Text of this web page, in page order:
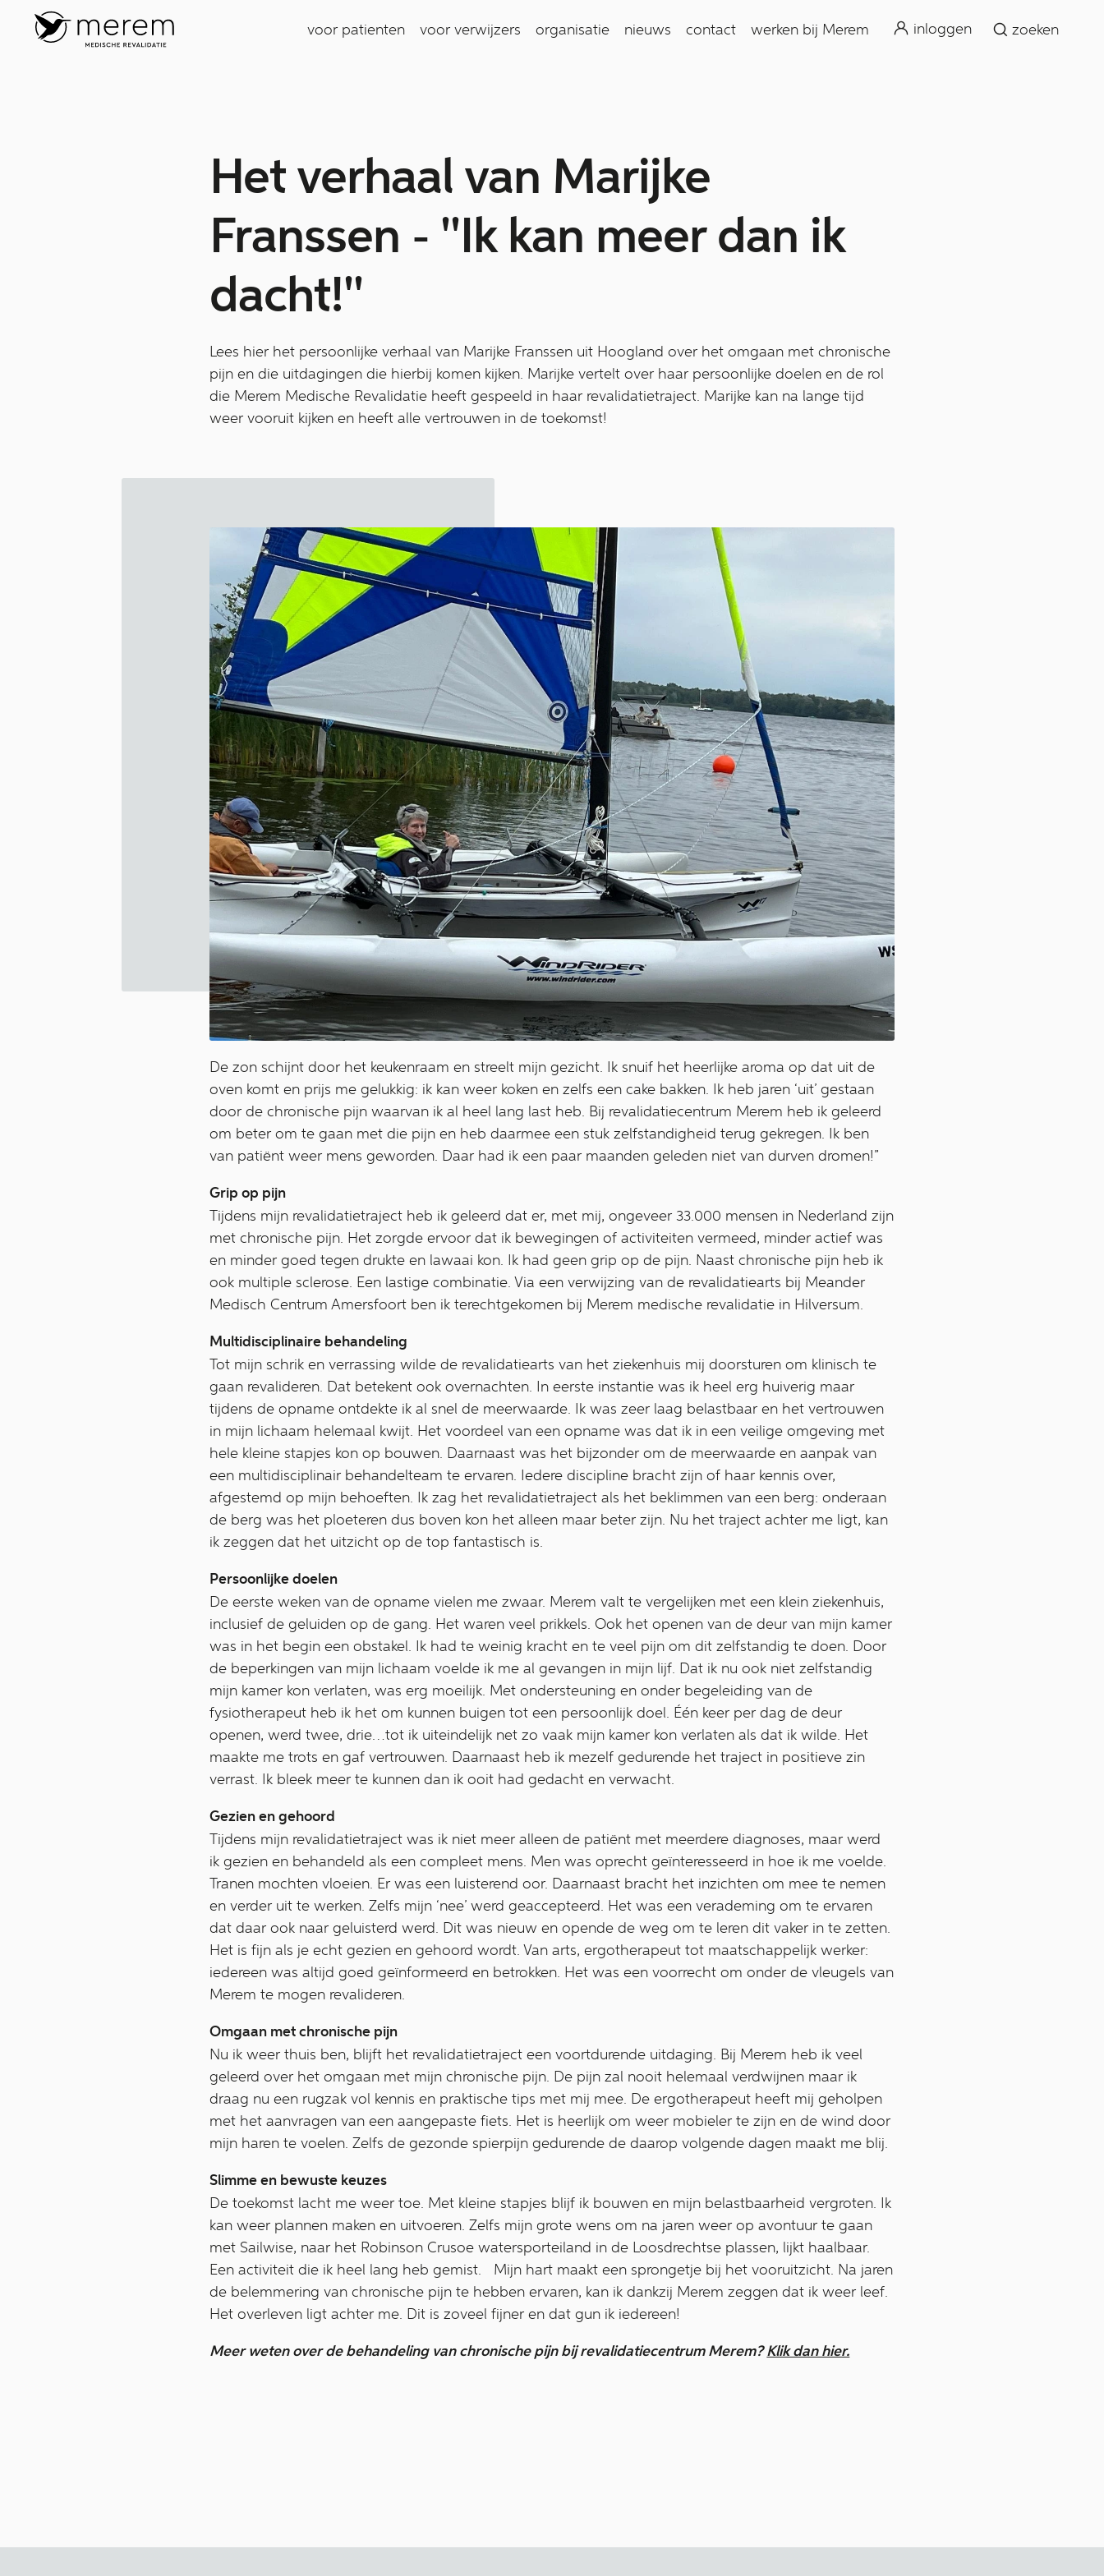
voor patienten voor verwijzers organisatie nieuws contact werken bij Merem inloggen zoeken
zoeken
Het verhaal van Marijke
Franssen - ''Ik kan meer dan ik
dacht!''
Lees hier het persoonlijke verhaal van Marijke Franssen uit Hoogland over het omgaan met chronische
pijn en die uitdagingen die hierbij komen kijken. Marijke vertelt over haar persoonlijke doelen en de rol
die Merem Medische Revalidatie heeft gespeeld in haar revalidatietraject. Marijke kan na lange tijd
weer vooruit kijken en heeft alle vertrouwen in de toekomst!
De zon schijnt door het keukenraam en streelt mijn gezicht. Ik snuif het heerlijke aroma op dat uit de
oven komt en prijs me gelukkig: ik kan weer koken en zelfs een cake bakken. Ik heb jaren ‘uit’ gestaan
door de chronische pijn waarvan ik al heel lang last heb. Bij revalidatiecentrum Merem heb ik geleerd
om beter om te gaan met die pijn en heb daarmee een stuk zelfstandigheid terug gekregen. Ik ben
van patiënt weer mens geworden. Daar had ik een paar maanden geleden niet van durven dromen!”
Grip op pijn
Tijdens mijn revalidatietraject heb ik geleerd dat er, met mij, ongeveer 33.000 mensen in Nederland zijn
met chronische pijn. Het zorgde ervoor dat ik bewegingen of activiteiten vermeed, minder actief was
en minder goed tegen drukte en lawaai kon. Ik had geen grip op de pijn. Naast chronische pijn heb ik
ook multiple sclerose. Een lastige combinatie. Via een verwijzing van de revalidatiearts bij Meander
Medisch Centrum Amersfoort ben ik terechtgekomen bij Merem medische revalidatie in Hilversum.
Multidisciplinaire behandeling
Tot mijn schrik en verrassing wilde de revalidatiearts van het ziekenhuis mij doorsturen om klinisch te
gaan revalideren. Dat betekent ook overnachten. In eerste instantie was ik heel erg huiverig maar
tijdens de opname ontdekte ik al snel de meerwaarde. Ik was zeer laag belastbaar en het vertrouwen
in mijn lichaam helemaal kwijt. Het voordeel van een opname was dat ik in een veilige omgeving met
hele kleine stapjes kon op bouwen. Daarnaast was het bijzonder om de meerwaarde en aanpak van
een multidisciplinair behandelteam te ervaren. Iedere discipline bracht zijn of haar kennis over,
afgestemd op mijn behoeften. Ik zag het revalidatietraject als het beklimmen van een berg: onderaan
de berg was het ploeteren dus boven kon het alleen maar beter zijn. Nu het traject achter me ligt, kan
ik zeggen dat het uitzicht op de top fantastisch is.
Persoonlijke doelen
De eerste weken van de opname vielen me zwaar. Merem valt te vergelijken met een klein ziekenhuis,
inclusief de geluiden op de gang. Het waren veel prikkels. Ook het openen van de deur van mijn kamer
was in het begin een obstakel. Ik had te weinig kracht en te veel pijn om dit zelfstandig te doen. Door
de beperkingen van mijn lichaam voelde ik me al gevangen in mijn lijf. Dat ik nu ook niet zelfstandig
mijn kamer kon verlaten, was erg moeilijk. Met ondersteuning en onder begeleiding van de
fysiotherapeut heb ik het om kunnen buigen tot een persoonlijk doel. Één keer per dag de deur
openen, werd twee, drie…tot ik uiteindelijk net zo vaak mijn kamer kon verlaten als dat ik wilde. Het
maakte me trots en gaf vertrouwen. Daarnaast heb ik mezelf gedurende het traject in positieve zin
verrast. Ik bleek meer te kunnen dan ik ooit had gedacht en verwacht.
Gezien en gehoord
Tijdens mijn revalidatietraject was ik niet meer alleen de patiënt met meerdere diagnoses, maar werd
ik gezien en behandeld als een compleet mens. Men was oprecht geïnteresseerd in hoe ik me voelde.
Tranen mochten vloeien. Er was een luisterend oor. Daarnaast bracht het inzichten om mee te nemen
en verder uit te werken. Zelfs mijn ‘nee’ werd geaccepteerd. Het was een verademing om te ervaren
dat daar ook naar geluisterd werd. Dit was nieuw en opende de weg om te leren dit vaker in te zetten.
Het is fijn als je echt gezien en gehoord wordt. Van arts, ergotherapeut tot maatschappelijk werker:
iedereen was altijd goed geïnformeerd en betrokken. Het was een voorrecht om onder de vleugels van
Merem te mogen revalideren.
Omgaan met chronische pijn
Nu ik weer thuis ben, blijft het revalidatietraject een voortdurende uitdaging. Bij Merem heb ik veel
geleerd over het omgaan met mijn chronische pijn. De pijn zal nooit helemaal verdwijnen maar ik
draag nu een rugzak vol kennis en praktische tips met mij mee. De ergotherapeut heeft mij geholpen
met het aanvragen van een aangepaste fiets. Het is heerlijk om weer mobieler te zijn en de wind door
mijn haren te voelen. Zelfs de gezonde spierpijn gedurende de daarop volgende dagen maakt me blij.
Slimme en bewuste keuzes
De toekomst lacht me weer toe. Met kleine stapjes blijf ik bouwen en mijn belastbaarheid vergroten. Ik
kan weer plannen maken en uitvoeren. Zelfs mijn grote wens om na jaren weer op avontuur te gaan
met Sailwise, naar het Robinson Crusoe watersporteiland in de Loosdrechtse plassen, lijkt haalbaar.
Een activiteit die ik heel lang heb gemist. Mijn hart maakt een sprongetje bij het vooruitzicht. Na jaren
de belemmering van chronische pijn te hebben ervaren, kan ik dankzij Merem zeggen dat ik weer leef.
Het overleven ligt achter me. Dit is zoveel fijner en dat gun ik iedereen!
Meer weten over de behandeling van chronische pijn bij revalidatiecentrum Merem?Klik dan hier.